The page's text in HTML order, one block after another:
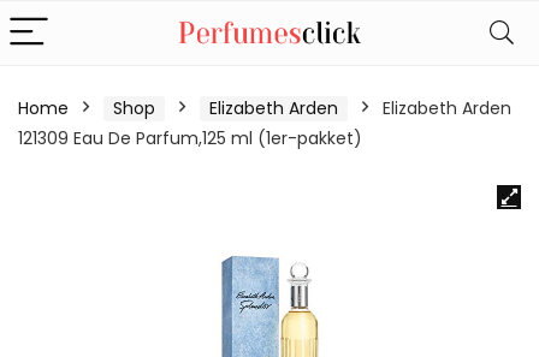
Home Shop Elizabeth Arden
Elizabeth Arden
121309 Eau De Parfum,125 ml (1er-pakket)